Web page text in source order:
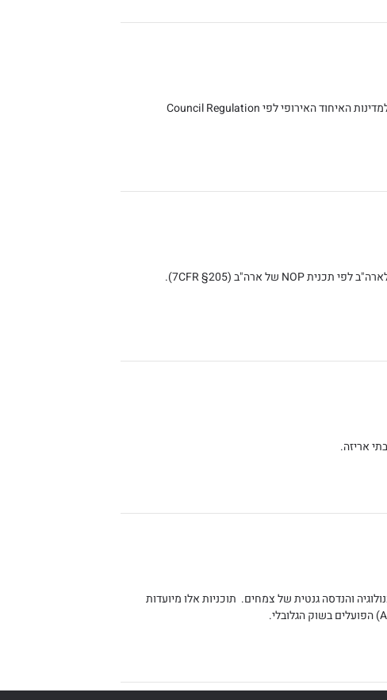
אנו מוסמכים לאשר את כל שרשרת הייצור של מוצרים אורגניים המיועדים לייצוא למדינות האיחוד האירופי לפי Council Regulation
אנו מוסמכים לאשר את כל שרשרת הייצור של מוצרים אורגניים המיועדים לייצוא לארה"ב לפי תכנית NOP של ארה"ב (7CFR §205).
והנדסה גנטית של צמחים. תוכניות אלו מיועדות